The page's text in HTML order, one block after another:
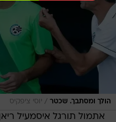
הולך ומסתבך. שכטר / יוסי ציפקיס
אתמול תורגל איסמעיל